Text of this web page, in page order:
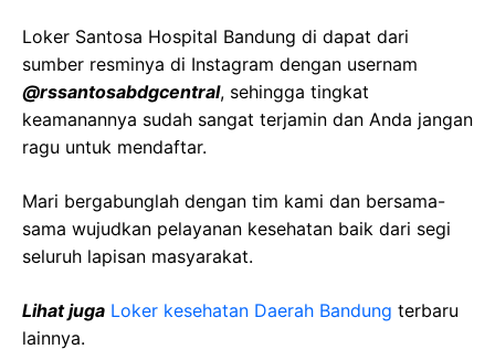
Loker Santosa Hospital Bandung di dapat dari
sumber resminya di Instagram dengan usernam
@rssantosabdgcentral, sehingga tingkat
keamanannya sudah sangat terjamin dan Anda jangan
ragu untuk mendaftar.
Mari bergabunglah dengan tim kami dan bersama-
sama wujudkan pelayanan kesehatan baik dari segi
seluruh lapisan masyarakat.
Lihat juga Loker kesehatan Daerah Bandung terbaru
lainnya.